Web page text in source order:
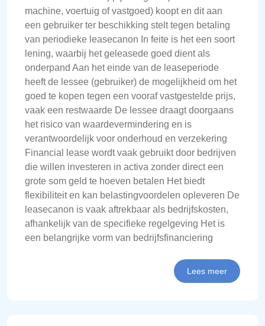
machine, voertuig of vastgoed) koopt en dit aan
een gebruiker ter beschikking stelt tegen betaling
van periodieke leasecanon In feite is het een soort
lening, waarbij het geleasede goed dient als
onderpand Aan het einde van de leaseperiode
heeft de lessee (gebruiker) de mogelijkheid om het
goed te kopen tegen een vooraf vastgestelde prijs,
vaak een restwaarde De lessee draagt doorgaans
het risico van waardevermindering en is
verantwoordelijk voor onderhoud en verzekering
Financial lease wordt vaak gebruikt door bedrijven
die willen investeren in activa zonder direct een
grote som geld te hoeven betalen Het biedt
flexibiliteit en kan belastingvoordelen opleveren De
leasecanon is vaak aftrekbaar als bedrijfskosten,
afhankelijk van de specifieke regelgeving Het is
een belangrijke vorm van bedrijfsfinanciering
Lees meer